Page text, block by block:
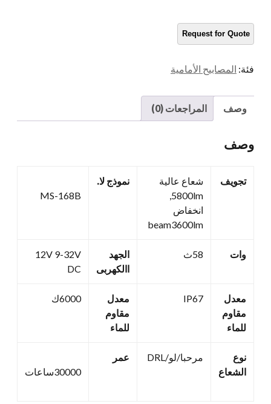
فئة: المصابيح الأمامية
وصف المراجعات (0)
وصف
تجويف
شعاع عالية
انخفاض
beam3600lm
نموذج لا.
MS-168B
وات 58ث
الجهد
االكهربى
12V 9-32V
DC
معدل
مقاوم
للماء
IP67
معدل
مقاوم
للماء
6000ك
نوع
الشعاع
مرحبا/لو/DRL
عمر
30000ساعات